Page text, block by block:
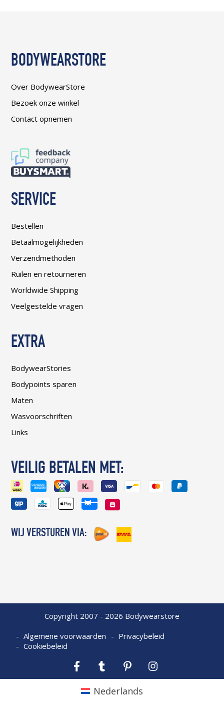
BODYWEARSTORE
Over BodywearStore
Bezoek onze winkel
Contact opnemen
SERVICE
Bestellen
Betaalmogelijkheden
Verzendmethoden
Ruilen en retourneren
Worldwide Shipping
Veelgestelde vragen
EXTRA
BodywearStories
Bodypoints sparen
Maten
Wasvoorschriften
Links
VEILIG BETALEN MET:
WIJ VERSTUREN VIA:
Copyright 2007 - 2026 Bodywearstore
Algemene voorwaarden
Privacybeleid
Cookiebeleid
Facebook Tumblr Pinterest
Nederlands